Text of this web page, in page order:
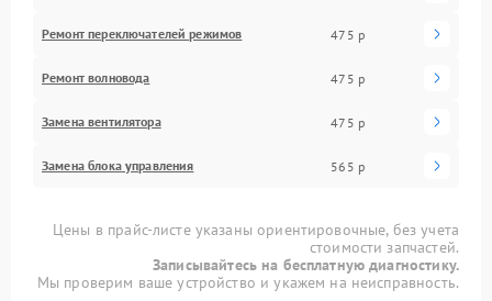
Ремонт переключателей режимов 475 р
Ремонт волновода 475 р
Замена вентилятора 475 р
Замена блока управления 565 р
Цены в прайс-листе указаны ориентировочные, без учета
стоимости запчастей.
Записывайтесь на бесплатную диагностику.
Мы проверим ваше устройство и укажем на неисправность.